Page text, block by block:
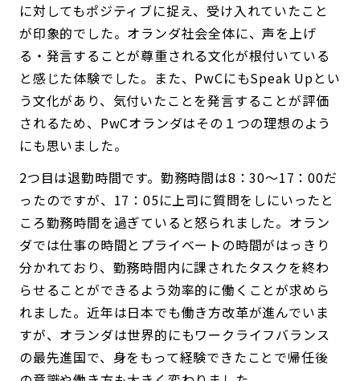
に対してもポジティブに捉え、受け入れていたこと
が印象的でした。オランダ社会全体に、声を上げ
る・発言することが尊重される文化が根付いている
と感じた体験でした。また、PwCにもSpeak Upとい
う文化があり、気付いたことを発言することが評価
されるため、PwCオランダはその１つの理想のよう
にも思いました。
2つ目は退勤時間です。勤務時間は8：30〜17：00だ
ったのですが、17：05に上司に質問をしにいったと
ころ勤務時間を過ぎていると怒られました。オラン
ダでは仕事の時間とプライベートの時間がはっきり
分かれており、勤務時間内に課されたタスクを終わ
らせることができるよう効率的に働くことが求めら
れました。近年は日本でも働き方改革が進んでいま
すが、オランダは世界的にもワークライフバランス
の最先進国で、身をもって経験できたことで帰任後